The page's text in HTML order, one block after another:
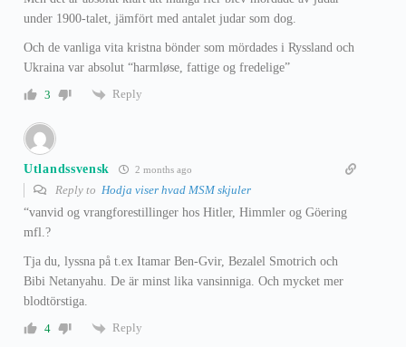
under 1900-talet, jämfört med antalet judar som dog.
Och de vanliga vita kristna bönder som mördades i Ryssland och
Ukraina var absolut “harmløse, fattige og fredelige”
3
Reply
Utlandssvensk 2 months ago
Reply to Hodja viser hvad MSM skjuler
“vanvid og vrangforestillinger hos Hitler, Himmler og Göering
mfl.?
Tja du, lyssna på t.ex Itamar Ben-Gvir, Bezalel Smotrich och
Bibi Netanyahu. De är minst lika vansinniga. Och mycket mer
blodtörstiga.
4
Reply